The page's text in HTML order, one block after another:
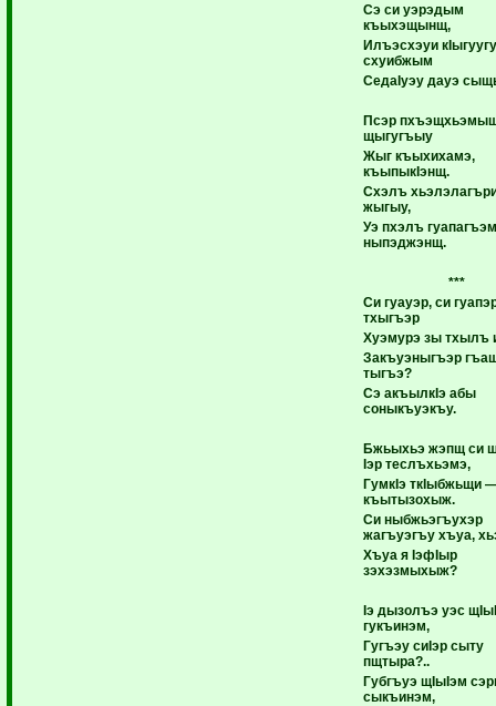
Сэ си уэрэдым
къыхэщынщ,
Илъэсхэуи
схуибжым
СедаIуэу дауэ
Псэр
щыгугъыу
Жыг къыхихамэ,
къыпыкIэнщ.
Схэлъ
жыгыу,
Уэ пхэлъ гуапагъэм
ныпэджэнщ.
***
Си гуауэр, си
тхыгъэр
Хуэмурэ зы тхылъ
Закъуэныгъэр
тыгъэ?
Сэ акъылкIэ абы
соныкъуэкъу.
Бжьыхьэ жэпщ си
Iэр теслъхьэмэ,
ГумкIэ ткIыбжьщи
къытызохыж.
Си ныбжьэгъухэр
жагъуэгъу хъуа,
Хъуа я IэфIыр
зэхэзмыхыж?
Iэ дызолъэ уэс
гукъинэм,
Гугъэу сиIэр сыту
пщтыра?..
Губгъуэ щIыIэм
сыкъинэм,